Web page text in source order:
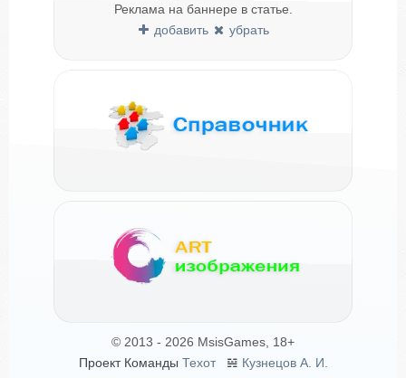
Реклама на баннере в статье.
добавить
убрать
© 2013 - 2026 MsisGames, 18+
Проект Команды Техот 𝌴 Кузнецов А. И.